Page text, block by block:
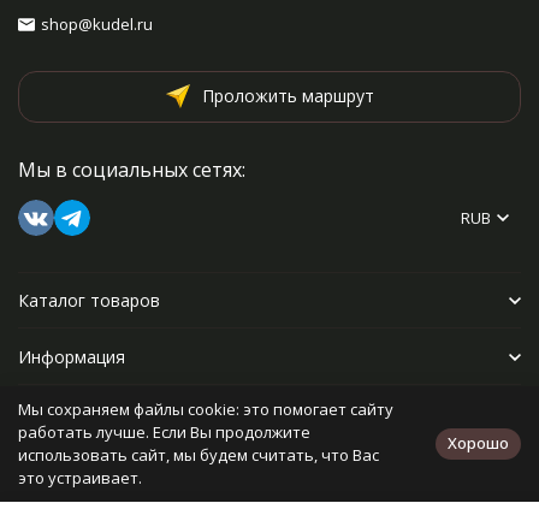
shop@kudel.ru
Проложить маршрут
Мы в социальных сетях:
RUB
Каталог товаров
Информация
Прочее
Политика персональных данных
Мы сохраняем файлы cookie: это помогает сайту
работать лучше. Если Вы продолжите
использовать сайт, мы будем считать, что Вас
это устраивает.
Хорошо